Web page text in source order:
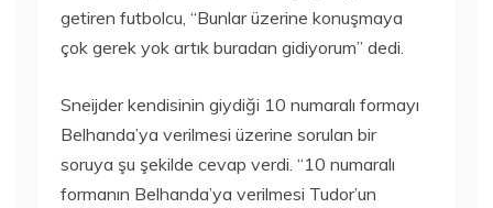
getiren futbolcu, “Bunlar üzerine konuşmaya
çok gerek yok artık buradan gidiyorum” dedi.
Sneijder kendisinin giydiği 10 numaralı formayı
Belhanda’ya verilmesi üzerine sorulan bir
soruya şu şekilde cevap verdi. “10 numaralı
formanın Belhanda’ya verilmesi Tudor’un